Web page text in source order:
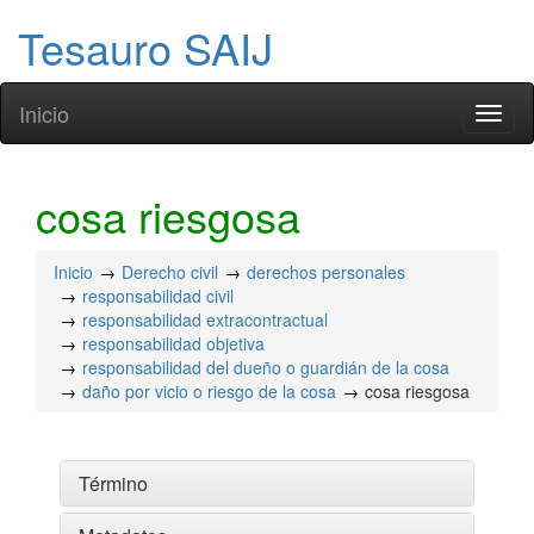
Tesauro SAIJ
Inicio
cosa riesgosa
Inicio Derecho civil
derechos personales
responsabilidad civil
responsabilidad extracontractual
responsabilidad objetiva
responsabilidad del dueño o guardián de la cosa
daño por vicio o riesgo de la cosa
cosa riesgosa
Término